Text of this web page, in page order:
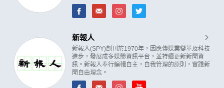
新報人
新報人(SPY)創刊於1970年，因應傳媒業變革及科技
進步，發展成多媒體資訊平台，並持續更新新聞資
訊。新報人奉行編輯自主，自我管理的原則，實踐新
聞自由理念。